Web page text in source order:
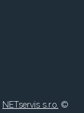
NETservis s.r.o. ©